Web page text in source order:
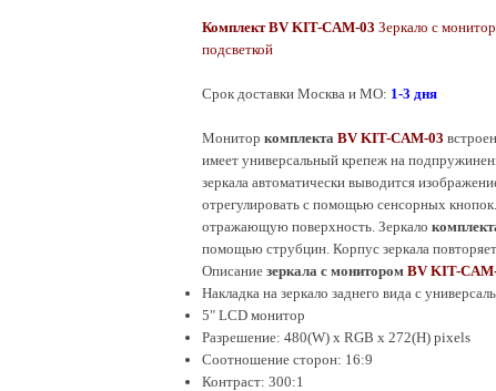
КомплектBV KIT-CAM-03 Зеркало с
подсветкой
Срок доставки Москва и МО: 1-3 дня
Монитор комплекта BV KIT-CAM-03
имеет универсальный крепеж на
зеркала автоматически выводится
отрегулировать с помощью сенсорных
отражающую поверхность. Зеркало
помощью струбцин. Корпус зеркала
Описание зеркала с монитором BV KIT-
Накладка на зеркало заднего вида с
5" LCD монитор
Разрешение: 480(W) x RGB x 272(H) pixels
Соотношение сторон: 16:9
Контраст: 300:1